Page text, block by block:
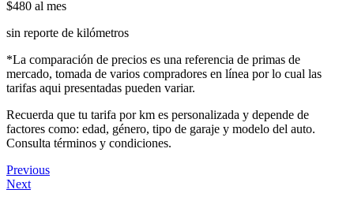
$480 al mes
sin reporte de kilómetros
*La comparación de precios es una referencia de primas de
mercado, tomada de varios compradores en línea por lo cual las
tarifas aqui presentadas pueden variar.
Recuerda que tu tarifa por km es personalizada y depende de
factores como: edad, género, tipo de garaje y modelo del auto.
Consulta términos y condiciones.
Previous
Next